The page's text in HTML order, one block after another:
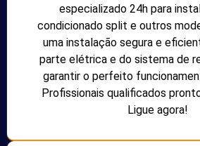
especializado 24h para
condicionado split e outros
uma instalação segura e
parte elétrica e do sistema de
garantir o perfeito
Profissionais qualificados
Ligue agora!